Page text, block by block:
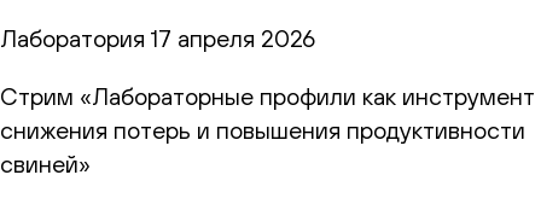
Лаборатория 17 апреля 2026
Стрим «Лабораторные профили как инструмент
снижения потерь и повышения продуктивности
свиней»